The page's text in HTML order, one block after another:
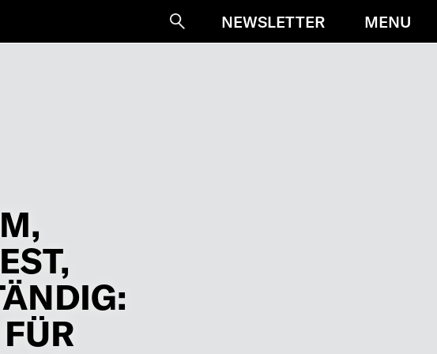
SucheNEWSLETTER MENU
T
T
A